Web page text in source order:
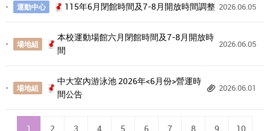
運動中心 115年6月閉館時間及7-8月開放時間調整 2026.06.05
場地組
本校運動場館六月閉館時間及7-8月開放時
間
2026.06.05
場地組
中大室內游泳池 2026年<6月份>營運時
間公告
2026.06.01
1 2 3 4 5 6 7 8 9 10